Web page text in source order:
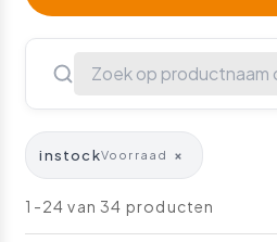
instockVoorraad ×
1-24 van 34 producten